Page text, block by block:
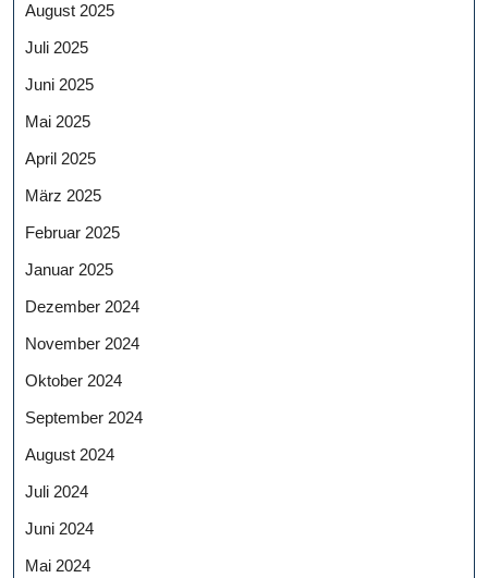
August 2025
Juli 2025
Juni 2025
Mai 2025
April 2025
März 2025
Februar 2025
Januar 2025
Dezember 2024
November 2024
Oktober 2024
September 2024
August 2024
Juli 2024
Juni 2024
Mai 2024